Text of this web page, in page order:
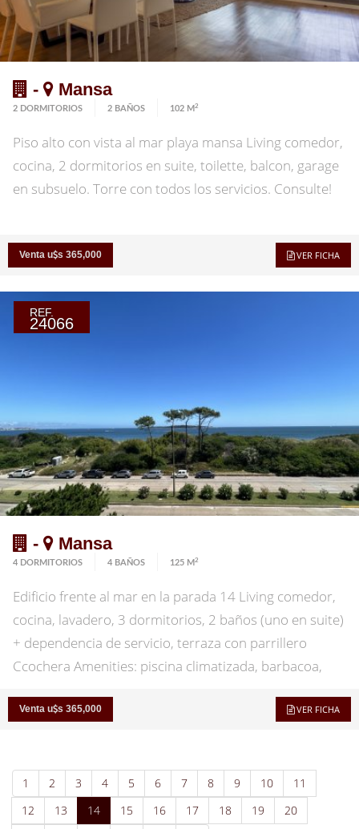
- Mansa
2 DORMITORIOS 2 BAÑOS 102 M 2
Piso alto con vista al mar playa mansa Living comedor,
cocina, 2 dormitorios en suite, toilette, balcon, garage
en subsuelo. Torre con todos los servicios. Consulte!
Venta u s 365,000 VER FICHA
REF.
24066
- Mansa
4 DORMITORIOS 4 BAÑOS 125 M 2
Edificio frente al mar en la parada 14 Living comedor,
cocina, lavadero, 3 dormitorios, 2 baños (uno en suite)
+ dependencia de servicio, terraza con parrillero
Ccochera Amenities: piscina climatizada, barbacoa,
Venta u s 365,000 VER FICHA
1 2 3 4 5 6 7 8 9 10
11
12
13 14 15 16 17 18 19
20